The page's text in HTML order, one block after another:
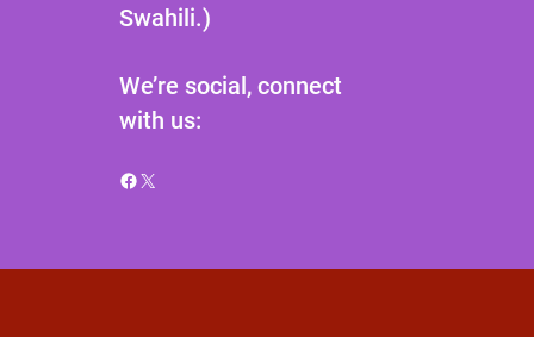
Swahili.)
We’re social, connect
with us:
Facebook X